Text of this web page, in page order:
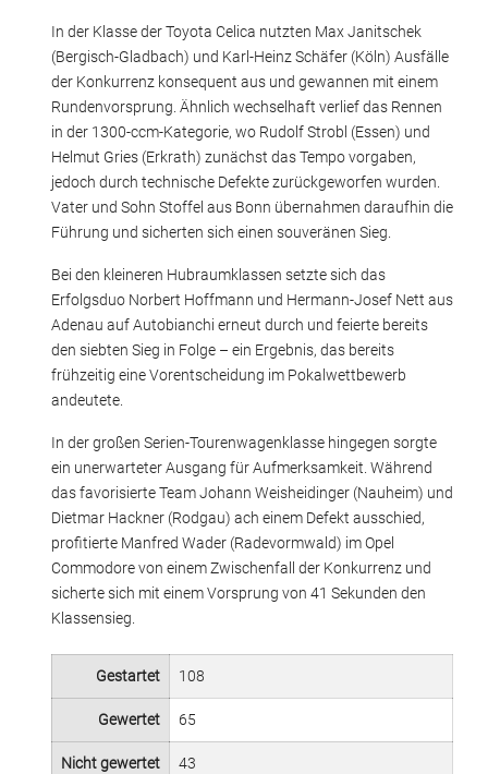
In der Klasse der Toyota Celica nutzten Max Janitschek
(Bergisch-Gladbach) und Karl-Heinz Schäfer (Köln) Ausfälle
der Konkurrenz konsequent aus und gewannen mit einem
Rundenvorsprung. Ähnlich wechselhaft verlief das Rennen
in der 1300-ccm-Kategorie, wo Rudolf Strobl (Essen) und
Helmut Gries (Erkrath) zunächst das Tempo vorgaben,
jedoch durch technische Defekte zurückgeworfen wurden.
Vater und Sohn Stoffel aus Bonn übernahmen daraufhin die
Führung und sicherten sich einen souveränen Sieg.
Bei den kleineren Hubraumklassen setzte sich das
Erfolgsduo Norbert Hoffmann und Hermann-Josef Nett aus
Adenau auf Autobianchi erneut durch und feierte bereits
den siebten Sieg in Folge – ein Ergebnis, das bereits
frühzeitig eine Vorentscheidung im Pokalwettbewerb
andeutete.
In der großen Serien-Tourenwagenklasse hingegen sorgte
ein unerwarteter Ausgang für Aufmerksamkeit. Während
das favorisierte Team Johann Weisheidinger (Nauheim) und
Dietmar Hackner (Rodgau) ach einem Defekt ausschied,
profitierte Manfred Wader (Radevormwald) im Opel
Commodore von einem Zwischenfall der Konkurrenz und
sicherte sich mit einem Vorsprung von 41 Sekunden den
Klassensieg.
Gestartet 108
Gewertet 65
Nicht gewertet 43